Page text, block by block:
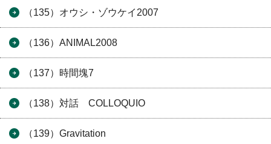
（135）オウシ・ゾウケイ2007
（136）ANIMAL2008
（137）時間塊7
（138）対話 COLLOQUIO
（139）Gravitation